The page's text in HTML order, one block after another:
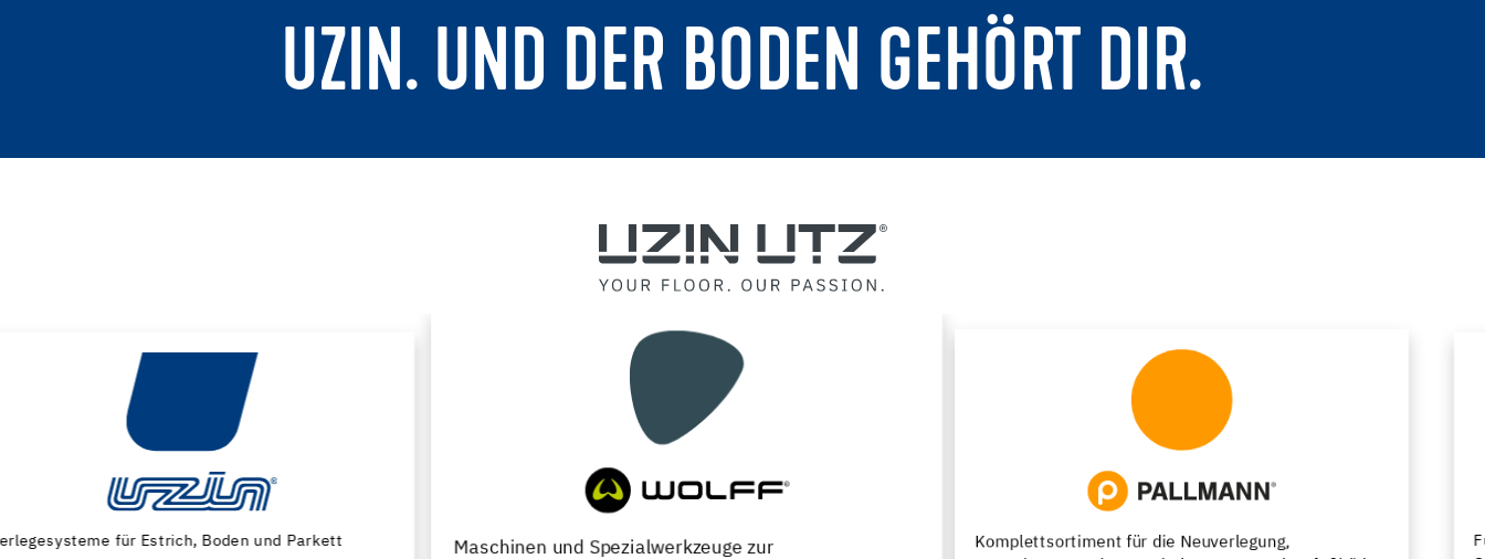
UZIN. UND DER BODEN GEHÖRT DIR.
Maschinen und Spezialwerkzeuge zur
Komplettsortiment für die Neuverlegung,
Funktionelle Bodenbeschichtungen mit vielfältigen